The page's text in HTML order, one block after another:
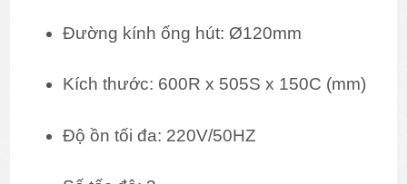
Đường kính ống hút: Ø120mm
Kích thước: 600R x 505S x 150C (mm)
Độ ồn tối đa: 220V/50HZ